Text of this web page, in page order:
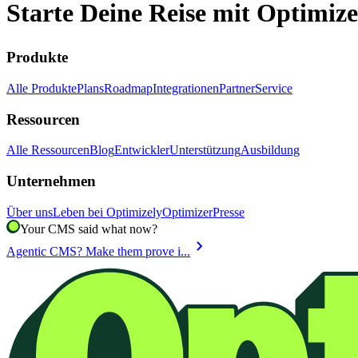
Starte Deine Reise mit
Produkte
Alle ProduktePlansRoadmapIntegrationenPartnerService
Ressourcen
Alle RessourcenBlogEntwicklerUnterstützungAusbildung
Unternehmen
Über unsLeben bei OptimizelyOptimizerPresse
Your CMS said what now?
Agentic CMS? Make them prove i... chevron_right